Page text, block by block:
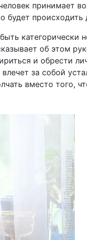
принимает
будет происходить
категорически
об этом
и обрести
за собой
вместо того,